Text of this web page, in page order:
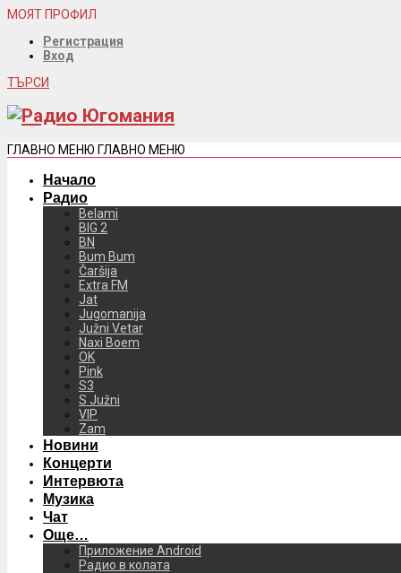
МОЯТ ПРОФИЛ
Регистрация
Вход
ТЪРСИ
ГЛАВНО МЕНЮ ГЛАВНО МЕНЮ
Начало
Радио
Belami
BIG 2
BN
Bum Bum
Čaršija
Extra FM
Jat
Jugomanija
Južni Vetar
Naxi Boem
OK
Pink
S3
S Južni
VIP
Zam
Новини
Концерти
Интервюта
Музика
Чат
Още…
Приложение Android
Радио в колата